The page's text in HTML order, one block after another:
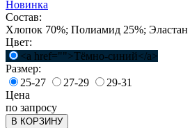
Новинка
Состав:
Хлопок 70%; Полиамид 25%; Эластан
Цвет:
<a href="">Тёмно-синий</a>
Размер:
25-27
27-29
29-31
Цена
по запросу
В КОРЗИНУ